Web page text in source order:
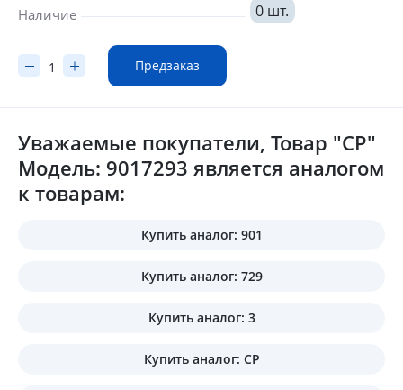
Наличие
0 шт.
Предзаказ
Уважаемые покупатели, Товар "CP"
Модель: 9017293 является аналогом
к товарам:
Купить аналог: 901
Купить аналог: 729
Купить аналог: 3
Купить аналог: CP